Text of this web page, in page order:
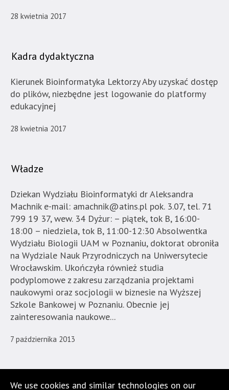
28 kwietnia 2017
Kadra dydaktyczna
Kierunek Bioinformatyka Lektorzy Aby uzyskać dostęp
do plików, niezbędne jest logowanie do platformy
edukacyjnej
28 kwietnia 2017
Władze
Dziekan Wydziału Bioinformatyki dr Aleksandra
Machnik e-mail: amachnik@atins.pl pok. 3.07, tel. 71
799 19 37, wew. 34 Dyżur: – piątek, tok B, 16:00-
18:00 – niedziela, tok B, 11:00-12:30 Absolwentka
Wydziału Biologii UAM w Poznaniu, doktorat obroniła
na Wydziale Nauk Przyrodniczych na Uniwersytecie
Wrocławskim. Ukończyła również studia
podyplomowe z zakresu zarządzania projektami
naukowymi oraz socjologii w biznesie na Wyższej
Szkole Bankowej w Poznaniu. Obecnie jej
zainteresowania naukowe...
7 października 2013
Kontakt i lokalizacja
We use cookies and similar technologies on our